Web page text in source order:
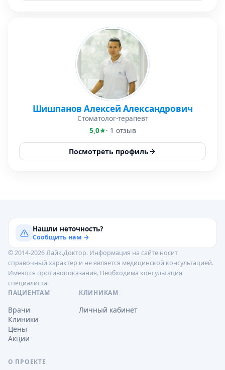
Шишпанов Алексей Александрович
Стоматолог-терапевт
5,0
· 1 отзыв
Посмотреть профиль
Нашли неточность?
Сообщить нам →
© 2014-2026 Лайк.Доктор. Информация на сайте носит
справочный характер и не является медицинской консультацией.
Имеются противопоказания. Необходима консультация
специалиста.
ПАЦИЕНТАМ
Врачи
Клиники
Цены
Акции
КЛИНИКАМ
Личный кабинет
О ПРОЕКТЕ